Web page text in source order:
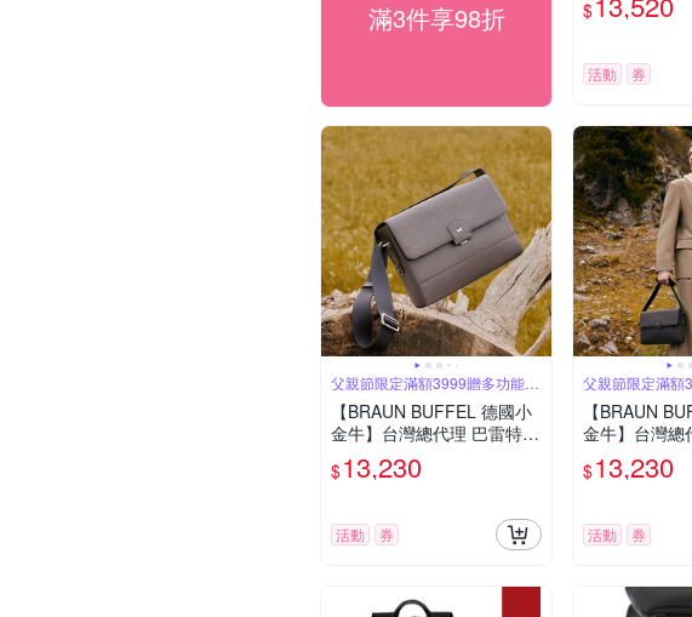
滿3件享98折
W61-BK
$
活動 券
父親節限定滿額3999贈多功能鑰
匙圈
【BRAUN BUFFEL 德國小
金牛】台灣總代理 巴雷特
橫式斜背包-咖啡色/BF546-
61-GCO
$13,230
活動 券
父親節限定滿額
匙圈
【BRAUN
金牛】台灣總
橫式斜背包-
-BK
$13,230
活動 券